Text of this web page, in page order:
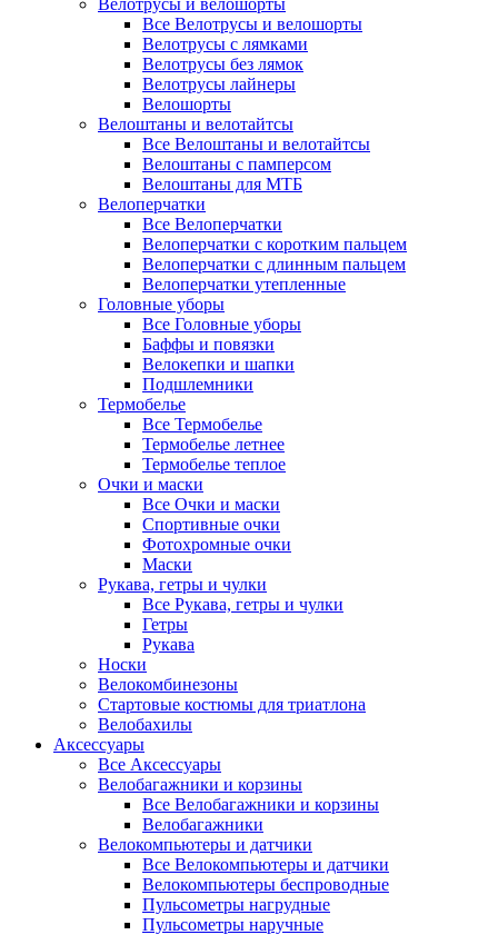
Велотрусы и велошорты
Все Велотрусы и велошорты
Велотрусы с лямками
Велотрусы без лямок
Велотрусы лайнеры
Велошорты
Велоштаны и велотайтсы
Все Велоштаны и велотайтсы
Велоштаны с памперсом
Велоштаны для МТБ
Велоперчатки
Все Велоперчатки
Велоперчатки с коротким пальцем
Велоперчатки с длинным пальцем
Велоперчатки утепленные
Головные уборы
Все Головные уборы
Баффы и повязки
Велокепки и шапки
Подшлемники
Термобелье
Все Термобелье
Термобелье летнее
Термобелье теплое
Очки и маски
Все Очки и маски
Спортивные очки
Фотохромные очки
Маски
Рукава, гетры и чулки
Все Рукава, гетры и чулки
Гетры
Рукава
Носки
Велокомбинезоны
Стартовые костюмы для триатлона
Велобахилы
Аксессуары
Все Аксессуары
Велобагажники и корзины
Все Велобагажники и корзины
Велобагажники
Велокомпьютеры и датчики
Все Велокомпьютеры и датчики
Велокомпьютеры беспроводные
Пульсометры нагрудные
Пульсометры наручные